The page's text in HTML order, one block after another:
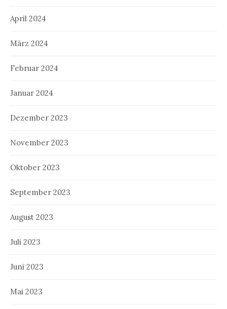
April 2024
März 2024
Februar 2024
Januar 2024
Dezember 2023
November 2023
Oktober 2023
September 2023
August 2023
Juli 2023
Juni 2023
Mai 2023